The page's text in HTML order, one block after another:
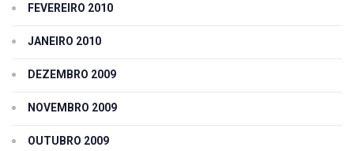
FEVEREIRO 2010
JANEIRO 2010
DEZEMBRO 2009
NOVEMBRO 2009
OUTUBRO 2009